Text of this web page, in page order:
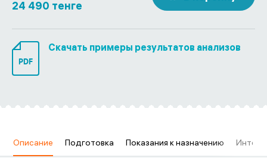
24 490 тенге
PDF
Скачать примеры результатов анализов
Описание Подготовка Показания к назначению